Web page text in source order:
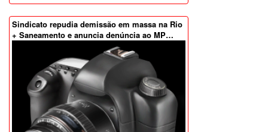
Sindicato repudia demissão em massa na Rio
+ Saneamento e anuncia denúncia ao MP…